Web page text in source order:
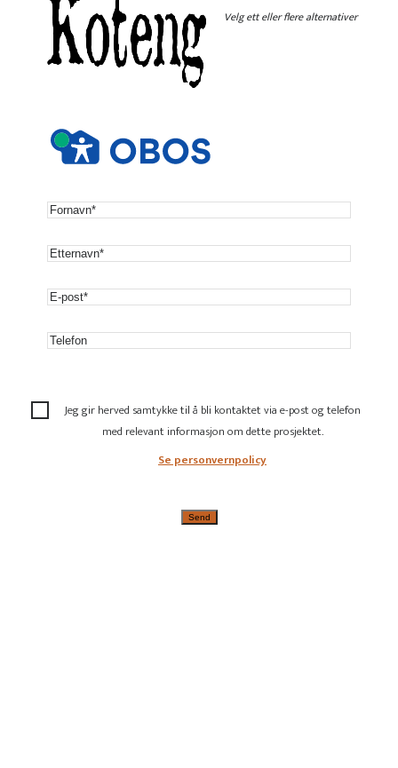
Velg ett eller flere alternativer
Jeg gir herved samtykke til å bli kontaktet via e-post og telefon
med relevant informasjon om dette prosjektet.
Se personvernpolicy